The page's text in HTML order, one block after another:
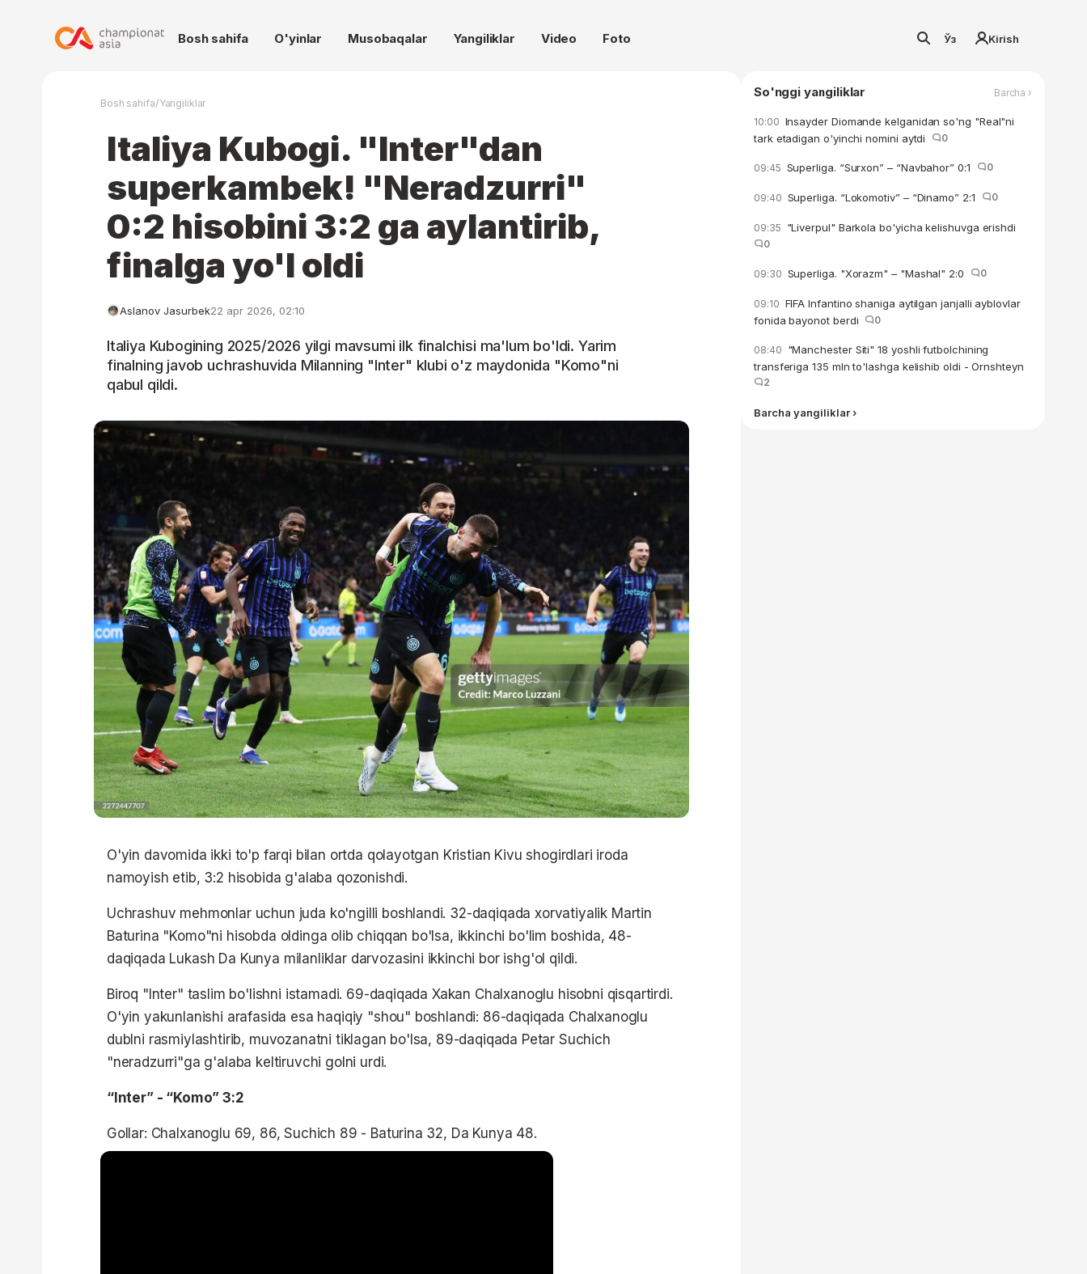
Bosh sahifa O'yinlar Musobaqalar Yangiliklar Video Foto Ўз Kirish
Bosh sahifa/Yangiliklar
Italiya Kubogi. "Inter"dan
superkambek! "Neradzurri"
0:2 hisobini 3:2 ga aylantirib,
finalga yo'l oldi
Aslanov Jasurbek22 apr 2026, 02:10
Italiya Kubogining 2025/2026 yilgi mavsumi ilk finalchisi ma'lum bo'ldi. Yarim
finalning javob uchrashuvida Milanning "Inter" klubi o'z maydonida "Komo"ni
qabul qildi.
O'yin davomida ikki to'p farqi bilan ortda qolayotgan Kristian Kivu shogirdlari iroda
namoyish etib, 3:2 hisobida g'alaba qozonishdi.
Uchrashuv mehmonlar uchun juda ko'ngilli boshlandi. 32-daqiqada xorvatiyalik Martin
Baturina "Komo"ni hisobda oldinga olib chiqqan bo'lsa, ikkinchi bo'lim boshida, 48-
daqiqada Lukash Da Kunya milanliklar darvozasini ikkinchi bor ishg'ol qildi.
Biroq "Inter" taslim bo'lishni istamadi. 69-daqiqada Xakan Chalxanoglu hisobni qisqartirdi.
O'yin yakunlanishi arafasida esa haqiqiy "shou" boshlandi: 86-daqiqada Chalxanoglu
dublni rasmiylashtirib, muvozanatni tiklagan bo'lsa, 89-daqiqada Petar Suchich
"neradzurri"ga g'alaba keltiruvchi golni urdi.
“Inter” - “Komo” 3:2
Gollar: Chalxanoglu 69, 86, Suchich 89 - Baturina 32, Da Kunya 48.
So'nggi yangiliklar Barcha ›
10:00 Insayder Diomande kelganidan so'ng "Real"ni
tark etadigan o'yinchi nomini aytdi
0
09:45 Superliga. “Surxon” – “Navbahor” 0:1 0
09:40 Superliga. “Lokomotiv” – “Dinamo” 2:1 0
09:35 "Liverpul" Barkola bo'yicha kelishuvga erishdi
0
09:30 Superliga. "Xorazm" – "Mashal" 2:0 0
09:10 FIFA Infantino shaniga aytilgan janjalli ayblovlar
fonida bayonot berdi
0
08:40 "Manchester Siti" 18 yoshli futbolchining
transferiga 135 mln to'lashga kelishib oldi - Ornshteyn
2
Barcha yangiliklar ›